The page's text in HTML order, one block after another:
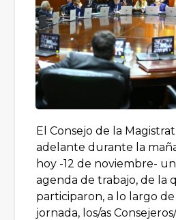
El Consejo de la
adelante durante la
hoy -12 de noviembre-
agenda de trabajo, de la
participaron, a lo largo de
jornada, los/as